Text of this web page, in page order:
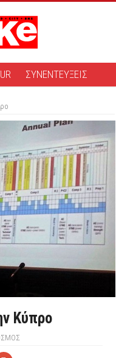
ΣΥΝΕΝΤΕΥΞΕΙΣ
Κύπρο